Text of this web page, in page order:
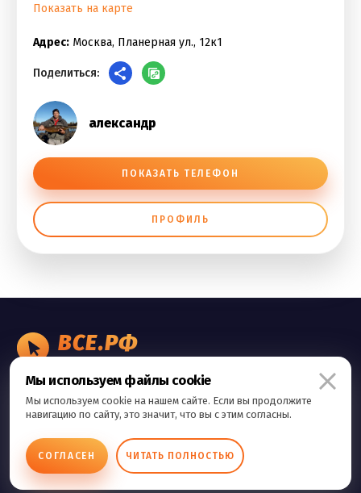
Показать на карте
Адрес: Москва, Планерная ул., 12к1
Поделиться:
александр
ПОКАЗАТЬ ТЕЛЕФОН
ПРОФИЛЬ
ВСЕ.РФ
Copyright © 2026 Все.Рф Все права защищены
Правила сервиса
Политика конфиденциальности
Мы используем файлы cookie
Мы используем cookie на нашем сайте. Если вы продолжите
навигацию по сайту, это значит, что вы с этим согласны.
СОГЛАСЕН ЧИТАТЬ ПОЛНОСТЬЮ